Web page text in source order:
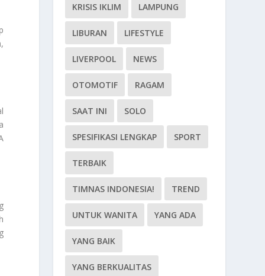
KRISIS IKLIM LAMPUNG
LIBURAN LIFESTYLE
LIVERPOOL NEWS
OTOMOTIF RAGAM
SAAT INI SOLO
SPESIFIKASI LENGKAP SPORT
TERBAIK
TIMNAS INDONESIA! TREND
UNTUK WANITA YANG ADA
YANG BAIK
YANG BERKUALITAS